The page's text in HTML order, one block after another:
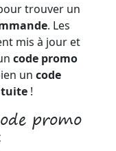
trouver un
. Les
mis à jour et
code promo
un code
!
promo